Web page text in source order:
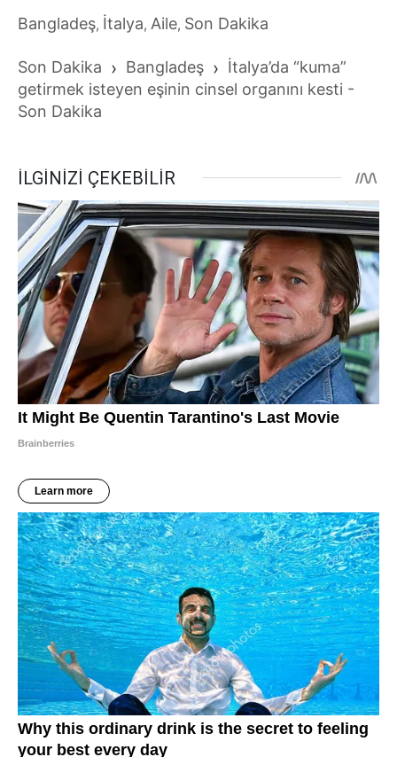
Bangladeş, İtalya, Aile, Son Dakika
Son Dakika › Bangladeş › İtalya’da “kuma”
getirmek isteyen eşinin cinsel organını kesti -
Son Dakika